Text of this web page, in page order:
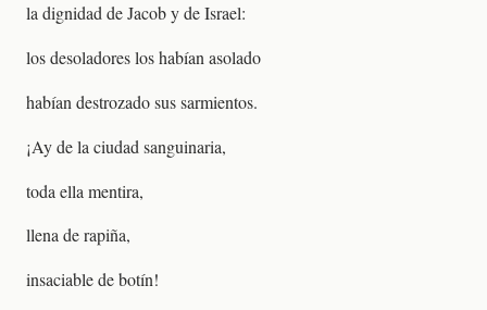
la dignidad de Jacob y de Israel:
los desoladores los habían asolado
habían destrozado sus sarmientos.
¡Ay de la ciudad sanguinaria,
toda ella mentira,
llena de rapiña,
insaciable de botín!